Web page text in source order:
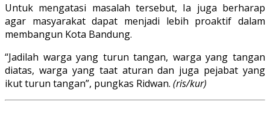
Untuk mengatasi masalah tersebut, Ia juga berharap
agar masyarakat dapat menjadi lebih proaktif dalam
membangun Kota Bandung.
“Jadilah warga yang turun tangan, warga yang tangan
diatas, warga yang taat aturan dan juga pejabat yang
ikut turun tangan”, pungkas Ridwan. (ris/kur)